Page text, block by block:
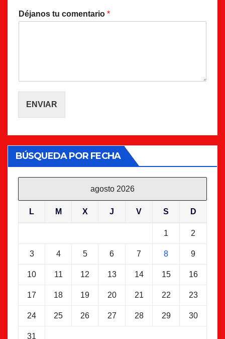
Déjanos tu comentario *
ENVIAR
BÚSQUEDA POR FECHA
agosto 2026
L M X J V S D
1 2
3 4 5 6 7 8 9
10 11 12 13 14 15 16
17 18 19 20 21 22 23
24 25 26 27 28 29 30
31